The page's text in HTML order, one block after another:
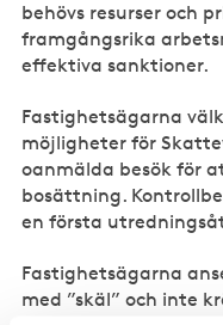
behövs resurser och
framgångsrika
effektiva sanktioner.
Fastighetsägarna
möjligheter för
oanmälda besök för
bosättning.
en första
Fastighetsägarna
med ”skäl” och inte